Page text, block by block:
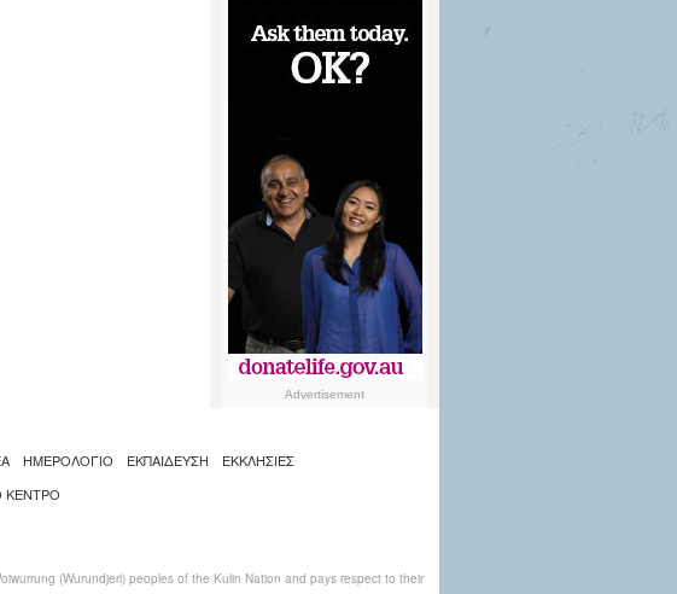
Advertisement
ΗΜΕΡΟΛΟΓΙΟ ΕΚΠΑΙΔΕΥΣΗ
ΕΚΚΛΗΣΙΕΣ
ΚΈΝΤΡΟ
(Wurundjeri) peoples of the Kulin Nation and pays respect to their